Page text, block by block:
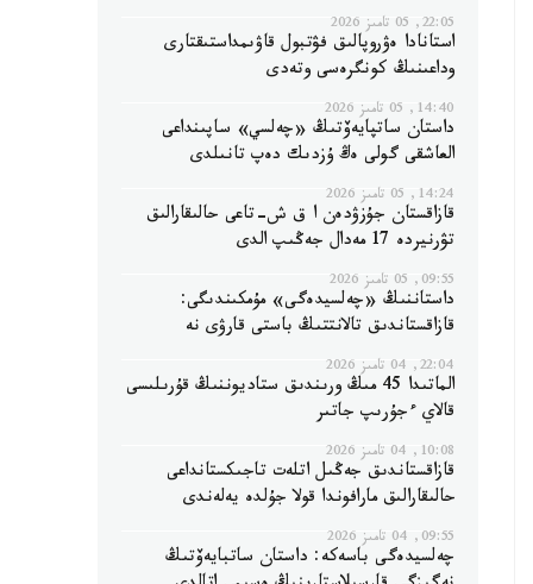
22:05, 05 تامىز 2026
استانادا ەۋروپالىق فۋتبول قاۋىمداستىقتارى
وداعىنىڭ كونگرەسى وتەدى
14:40, 05 تامىز 2026
داستان ساتپايەۆتىڭ «چەلسي» ساپىنداعى
العاشقى گولى ەڭ ۇزدىك دەپ تانىلدى
14:24, 05 تامىز 2026
قازاقستان جۇزۋدەن ا ق ش-تاعى حالىقارالىق
تۋرنيردە 17 مەدال جەڭىپ الدى
09:55, 05 تامىز 2026
داستاننىڭ «چەلسيدەگى» مۇمكىندىگى:
قازاقستاندىق تالانتتىڭ باستى قارۋى نە
22:04, 04 تامىز 2026
الماتىدا 45 مىڭ ورىندىق ستاديوننىڭ قۇرىلىسى
قالاي ءجۇرىپ جاتىر
10:08, 04 تامىز 2026
قازاقستاندىق جەڭىل اتلەت تاجىكستانداعى
حالىقارالىق مارافوندا قولا جۇلدە يەلەندى
09:55, 04 تامىز 2026
چەلسيدەگى باسەكە: داستان ساتبايەۆتىڭ